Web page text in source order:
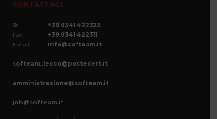
CONTATTACI
Tel
+39 0341 422323
Fax
+39 0341 422311
Email
info@softeam.it
softeam_lecco@postecert.it
amministrazione@softeam.it
job@softeam.it